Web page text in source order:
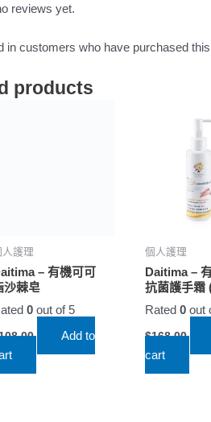
reviews yet.
in customers who have purchased
products
人護理
– 有機可可
沙棘皂
0 out of 5
Add to
個人護理
Daitima –
抗菌護手霜
Rated 0out
$168.00
cart